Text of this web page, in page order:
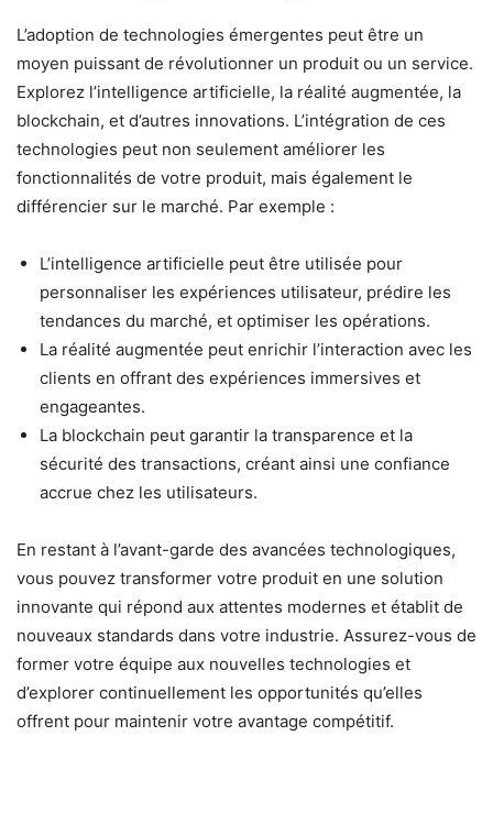
L’adoption de technologies émergentes peut être un
moyen puissant de révolutionner un produit ou un service.
Explorez l’intelligence artificielle, la réalité augmentée, la
blockchain, et d’autres innovations. L’intégration de ces
technologies peut non seulement améliorer les
fonctionnalités de votre produit, mais également le
différencier sur le marché. Par exemple :
L’intelligence artificielle peut être utilisée pour
personnaliser les expériences utilisateur, prédire les
tendances du marché, et optimiser les opérations.
La réalité augmentée peut enrichir l’interaction avec les
clients en offrant des expériences immersives et
engageantes.
La blockchain peut garantir la transparence et la
sécurité des transactions, créant ainsi une confiance
accrue chez les utilisateurs.
En restant à l’avant-garde des avancées technologiques,
vous pouvez transformer votre produit en une solution
innovante qui répond aux attentes modernes et établit de
nouveaux standards dans votre industrie. Assurez-vous de
former votre équipe aux nouvelles technologies et
d’explorer continuellement les opportunités qu’elles
offrent pour maintenir votre avantage compétitif.